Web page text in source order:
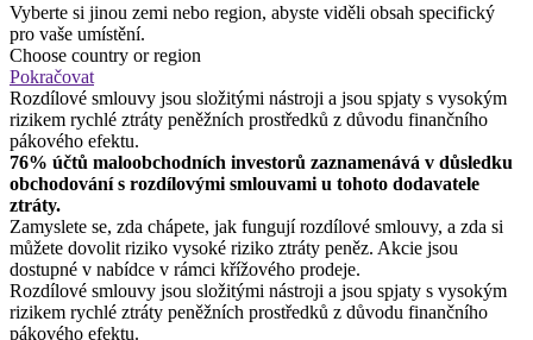
Vyberte si jinou zemi nebo region, abyste viděli obsah specifický
pro vaše umístění.
Choose country or region
Pokračovat
Rozdílové smlouvy jsou složitými nástroji a jsou spjaty s vysokým
rizikem rychlé ztráty peněžních prostředků z důvodu finančního
pákového efektu.
76% účtů maloobchodních investorů zaznamenává v důsledku
obchodování s rozdílovými smlouvami u tohoto dodavatele
ztráty.
Zamyslete se, zda chápete, jak fungují rozdílové smlouvy, a zda si
můžete dovolit riziko vysoké riziko ztráty peněz. Akcie jsou
dostupné v nabídce v rámci křížového prodeje.
Rozdílové smlouvy jsou složitými nástroji a jsou spjaty s vysokým
rizikem rychlé ztráty peněžních prostředků z důvodu finančního
pákového efektu.